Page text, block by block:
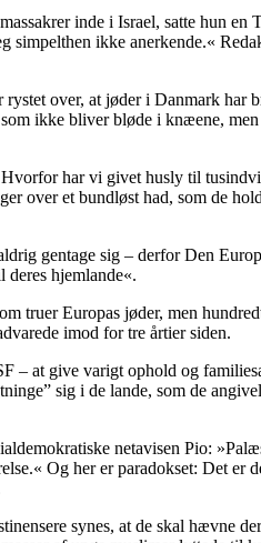
inde i Israel, satte hun
simpelthen ikke anerkende.«
over, at jøder i Danmark
ikke bliver bløde i knæene,
har vi givet husly til
over et bundløst had, som de
gentage sig – derfor Den
deres hjemlande«.
truer Europas jøder, men
imod for tre årtier siden.
– at give varigt ophold og
sig i de lande, som de
netavisen Pio:
Og her er paradokset: Det er
synes, at de skal hævne